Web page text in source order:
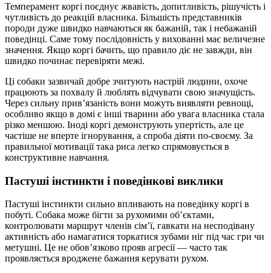
Темперамент коргі поєднує жвавість, допитливість, рішучість і
чутливість до реакцій власника. Більшість представників
породи дуже швидко навчаються як бажаній, так і небажаній
поведінці. Саме тому послідовність у вихованні має величезне
значення. Якщо коргі бачить, що правило діє не завжди, він
швидко починає перевіряти межі.
Ці собаки зазвичай добре зчитують настрій людини, охоче
працюють за похвалу й люблять відчувати свою значущість.
Через сильну прив’язаність вони можуть виявляти ревнощі,
особливо якщо в домі є інші тварини або увага власника стала
різко меншою. Іноді коргі демонструють упертість, але це
частіше не вперте ігнорування, а спроба діяти по-своєму. За
правильної мотивації така риса легко спрямовується в
конструктивне навчання.
Пастуші інстинкти і поведінкові виклики
Пастуші інстинкти сильно впливають на поведінку коргі в
побуті. Собака може бігти за рухомими об’єктами,
контролювати маршрут членів сім’ї, гавкати на несподівану
активність або намагатися торкатися зубами ніг під час гри чи
метушні. Це не обов’язково прояв агресії — часто так
проявляється вроджене бажання керувати рухом.